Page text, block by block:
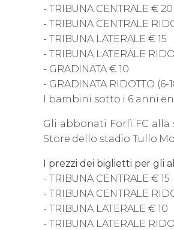
- TRIBUNA CENTRALE € 20
- TRIBUNA CENTRALE
- TRIBUNA LATERALE € 15
- TRIBUNA LATERALE
- GRADINATA € 10
- GRADINATA RIDOTTO (6-
I bambini sotto i 6 anni
Gli abbonati Forlì FC
Store dello stadio Tullo
I prezzi dei biglietti per gli
- TRIBUNA CENTRALE € 15
- TRIBUNA CENTRALE
- TRIBUNA LATERALE € 10
- TRIBUNA LATERALE